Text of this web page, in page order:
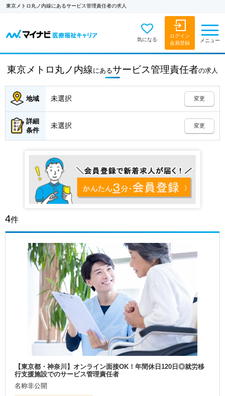
東京メトロ丸ノ内線にあるサービス管理責任者の求人
気になる
ログイン
会員登録
メニュー
東京メトロ丸ノ内線 にあるサービス管理責任者の求人
地域 未選択 変更
詳細
条件
未選択 変更
4件
【東京都・神奈川】オンライン面接OK！年間休日120日◎就労移
行支援施設でのサービス管理責任者
名称非公開